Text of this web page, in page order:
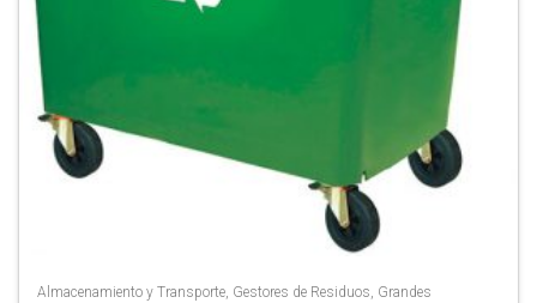
Almacenamiento y Transporte, Gestores de Residuos, Grandes